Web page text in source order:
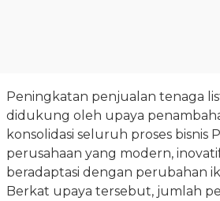
Peningkatan penjualan tenaga
didukung oleh upaya
konsolidasi seluruh proses bisnis
perusahaan yang modern,
beradaptasi dengan perubahan
Berkat upaya tersebut, jumlah